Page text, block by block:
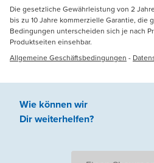
Die gesetzliche Gewährleistung von 2
bis zu 10 Jahre kommerzielle Garantie, die
Bedingungen unterscheiden sich je nach
Produktseiten einsehbar.
Allgemeine Geschäftsbedingungen -
Wie können wir
Dir weiterhelfen?